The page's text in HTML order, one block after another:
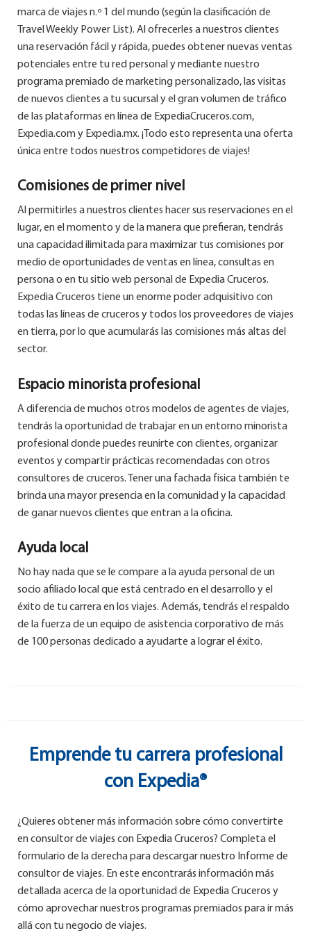
marca de viajes n.º 1 del mundo (según la clasificación de
Travel Weekly Power List). Al ofrecerles a nuestros clientes
una reservación fácil y rápida, puedes obtener nuevas ventas
potenciales entre tu red personal y mediante nuestro
programa premiado de marketing personalizado, las visitas
de nuevos clientes a tu sucursal y el gran volumen de tráfico
de las plataformas en línea de ExpediaCruceros.com,
Expedia.com y Expedia.mx. ¡Todo esto representa una oferta
única entre todos nuestros competidores de viajes!
Comisiones de primer nivel
Al permitirles a nuestros clientes hacer sus reservaciones en el
lugar, en el momento y de la manera que prefieran, tendrás
una capacidad ilimitada para maximizar tus comisiones por
medio de oportunidades de ventas en línea, consultas en
persona o en tu sitio web personal de Expedia Cruceros.
Expedia Cruceros tiene un enorme poder adquisitivo con
todas las líneas de cruceros y todos los proveedores de viajes
en tierra, por lo que acumularás las comisiones más altas del
sector.
Espacio minorista profesional
A diferencia de muchos otros modelos de agentes de viajes,
tendrás la oportunidad de trabajar en un entorno minorista
profesional donde puedes reunirte con clientes, organizar
eventos y compartir prácticas recomendadas con otros
consultores de cruceros. Tener una fachada física también te
brinda una mayor presencia en la comunidad y la capacidad
de ganar nuevos clientes que entran a la oficina.
Ayuda local
No hay nada que se le compare a la ayuda personal de un
socio afiliado local que está centrado en el desarrollo y el
éxito de tu carrera en los viajes. Además, tendrás el respaldo
de la fuerza de un equipo de asistencia corporativo de más
de 100 personas dedicado a ayudarte a lograr el éxito.
Emprende tu carrera profesional
con Expedia®
¿Quieres obtener más información sobre cómo convertirte
en consultor de viajes con Expedia Cruceros? Completa el
formulario de la derecha para descargar nuestro Informe de
consultor de viajes. En este encontrarás información más
detallada acerca de la oportunidad de Expedia Cruceros y
cómo aprovechar nuestros programas premiados para ir más
allá con tu negocio de viajes.